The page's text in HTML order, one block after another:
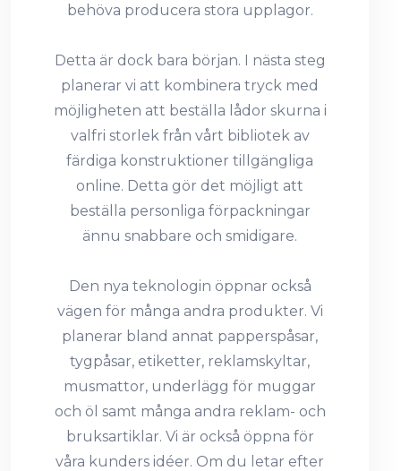
behöva producera stora upplagor.
Detta är dock bara början. I nästa steg
planerar vi att kombinera tryck med
möjligheten att beställa lådor skurna i
valfri storlek från vårt bibliotek av
färdiga konstruktioner tillgängliga
online. Detta gör det möjligt att
beställa personliga förpackningar
ännu snabbare och smidigare.
Den nya teknologin öppnar också
vägen för många andra produkter. Vi
planerar bland annat papperspåsar,
tygpåsar, etiketter, reklamskyltar,
musmattor, underlägg för muggar
och öl samt många andra reklam- och
bruksartiklar. Vi är också öppna för
våra kunders idéer. Om du letar efter